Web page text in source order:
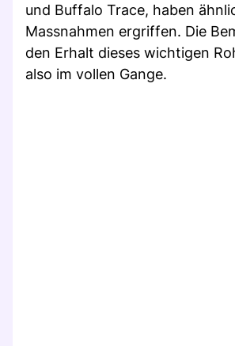
und Buffalo Trace, haben
Massnahmen ergriffen. Die
den Erhalt dieses wichtigen
also im vollen Gange.